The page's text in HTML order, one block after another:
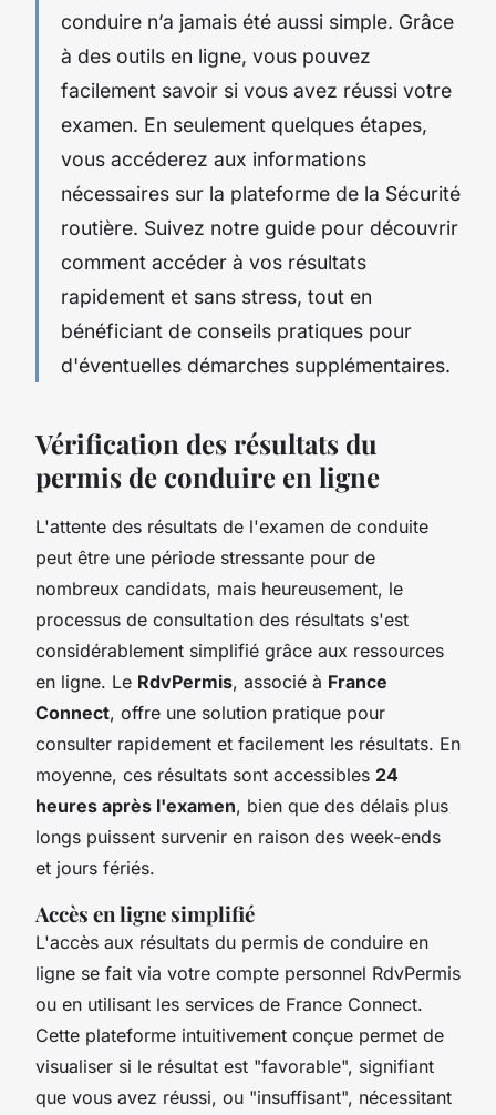
conduire n’a jamais été aussi simple. Grâce
à des outils en ligne, vous pouvez
facilement savoir si vous avez réussi votre
examen. En seulement quelques étapes,
vous accéderez aux informations
nécessaires sur la plateforme de la Sécurité
routière. Suivez notre guide pour découvrir
comment accéder à vos résultats
rapidement et sans stress, tout en
bénéficiant de conseils pratiques pour
d'éventuelles démarches supplémentaires.
Vérification des résultats du
permis de conduire en ligne
L'attente des résultats de l'examen de conduite
peut être une période stressante pour de
nombreux candidats, mais heureusement, le
processus de consultation des résultats s'est
considérablement simplifié grâce aux ressources
en ligne. Le RdvPermis, associé à France
Connect, offre une solution pratique pour
consulter rapidement et facilement les résultats. En
moyenne, ces résultats sont accessibles 24
heures après l'examen, bien que des délais plus
longs puissent survenir en raison des week-ends
et jours fériés.
Accès en ligne simplifié
L'accès aux résultats du permis de conduire en
ligne se fait via votre compte personnel RdvPermis
ou en utilisant les services de France Connect.
Cette plateforme intuitivement conçue permet de
visualiser si le résultat est "favorable", signifiant
que vous avez réussi, ou "insuffisant", nécessitant